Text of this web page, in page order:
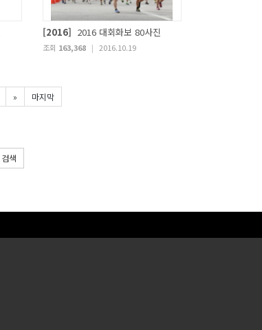
[2016] 2016 대회화보 80사진
조회 163,368 | 2016.10.19
» 마지막
검색